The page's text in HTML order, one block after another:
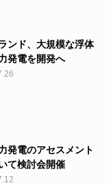
ンド、大規模な浮体
発電を開発へ
発電のアセスメント
て検討会開催